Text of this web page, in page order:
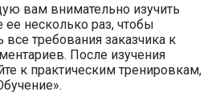
вам внимательно изучить
ее несколько раз, чтобы
требования заказчика к
После изучения
к практическим тренировкам,